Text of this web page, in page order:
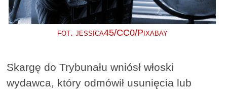
fot. jessica45/CC0/Pixabay
Skargę do Trybunału wniósł włoski
wydawca, który odmówił usunięcia lub